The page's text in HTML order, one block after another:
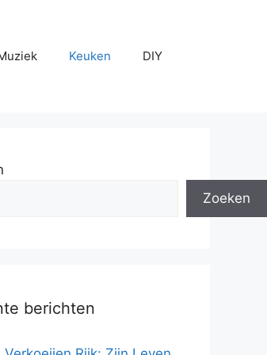
Keuken DIY
Zoeken
berichten